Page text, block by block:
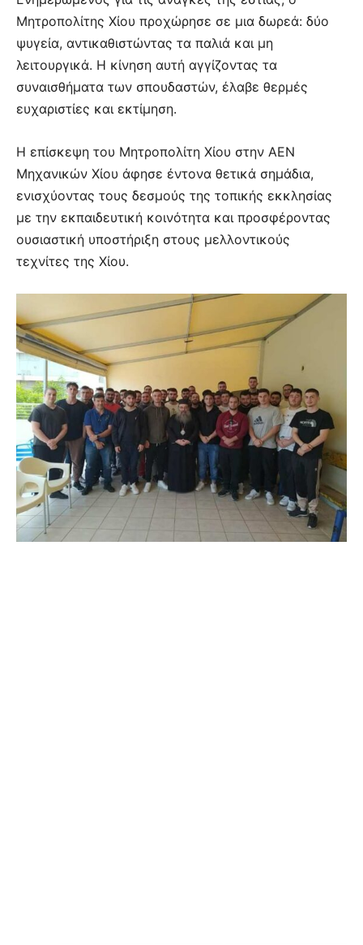
Μητροπολίτης Χίου προχώρησε σε μια δωρεά: δύο
ψυγεία, αντικαθιστώντας τα παλιά και μη
λειτουργικά. Η κίνηση αυτή αγγίζοντας τα
συναισθήματα των σπουδαστών, έλαβε θερμές
ευχαριστίες και εκτίμηση.
Η επίσκεψη του Μητροπολίτη Χίου στην ΑΕΝ
Μηχανικών Χίου άφησε έντονα θετικά σημάδια,
ενισχύοντας τους δεσμούς της τοπικής εκκλησίας
με την εκπαιδευτική κοινότητα και προσφέροντας
ουσιαστική υποστήριξη στους μελλοντικούς
τεχνίτες της Χίου.